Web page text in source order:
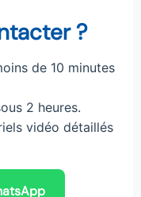
?
de 10 minutes
2 heures.
vidéo détaillés